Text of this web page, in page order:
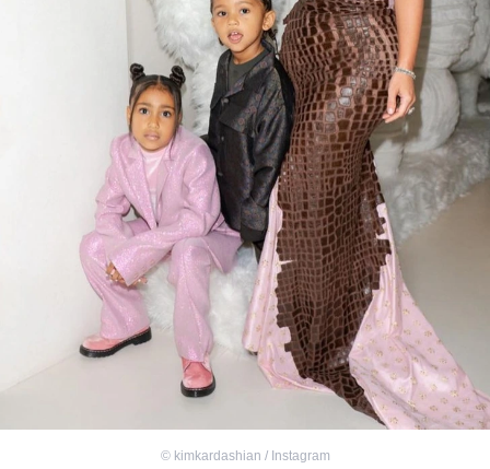
© kimkardashian / Instagram